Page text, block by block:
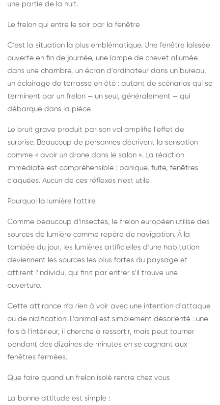
une partie de la nuit.
Le frelon qui entre le soir par la fenêtre
C'est la situation la plus emblématique. Une fenêtre laissée
ouverte en fin de journée, une lampe de chevet allumée
dans une chambre, un écran d'ordinateur dans un bureau,
un éclairage de terrasse en été : autant de scénarios qui se
terminent par un frelon — un seul, généralement — qui
débarque dans la pièce.
Le bruit grave produit par son vol amplifie l'effet de
surprise. Beaucoup de personnes décrivent la sensation
comme « avoir un drone dans le salon ». La réaction
immédiate est compréhensible : panique, fuite, fenêtres
claquées. Aucun de ces réflexes n'est utile.
Pourquoi la lumière l'attire
Comme beaucoup d'insectes, le frelon européen utilise des
sources de lumière comme repère de navigation. À la
tombée du jour, les lumières artificielles d'une habitation
deviennent les sources les plus fortes du paysage et
attirent l'individu, qui finit par entrer s'il trouve une
ouverture.
Cette attirance n'a rien à voir avec une intention d'attaque
ou de nidification. L'animal est simplement désorienté : une
fois à l'intérieur, il cherche à ressortir, mais peut tourner
pendant des dizaines de minutes en se cognant aux
fenêtres fermées.
Que faire quand un frelon isolé rentre chez vous
La bonne attitude est simple :